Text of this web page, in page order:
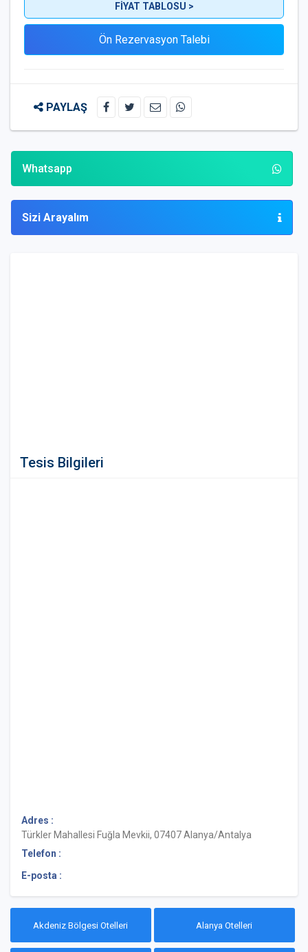
FİYAT TABLOSU >
PAYLAŞ
Whatsapp
Sizi Arayalım
Tesis Bilgileri
Adres :
Türkler Mahallesi Fuğla Mevkii, 07407 Alanya/Antalya
Telefon :
E-posta :
Akdeniz Bölgesi Otelleri Alanya Otelleri